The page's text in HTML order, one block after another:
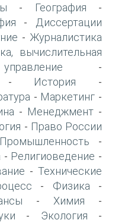
- География -
-
Диссертации
- Журналистика
вычислительная
-
История -
- Маркетинг -
- Менеджмент -
- Право России
Промышленность -
- Религиоведение -
- Технические
- Физика -
- Химия -
- Экология -